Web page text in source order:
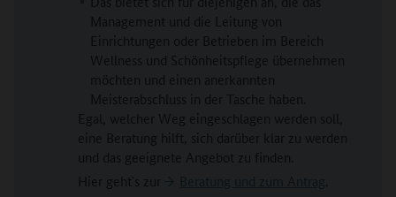
Management und die Leitung von
Einrichtungen oder Betrieben im Bereich
Wellness und Schönheitspflege übernehmen
möchten und einen anerkannten
Meisterabschluss in der Tasche haben.
Egal, welcher Weg eingeschlagen werden soll,
eine Beratung hilft, sich darüber klar zu werden
und das geeignete Angebot zu finden.
Hier geht`s zur